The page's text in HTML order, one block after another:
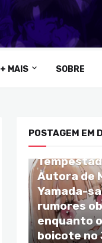
+ MAIS SOBRE
POSTAGEM EM
Autora de
Yamada-
rumores
enquanto
boicote no